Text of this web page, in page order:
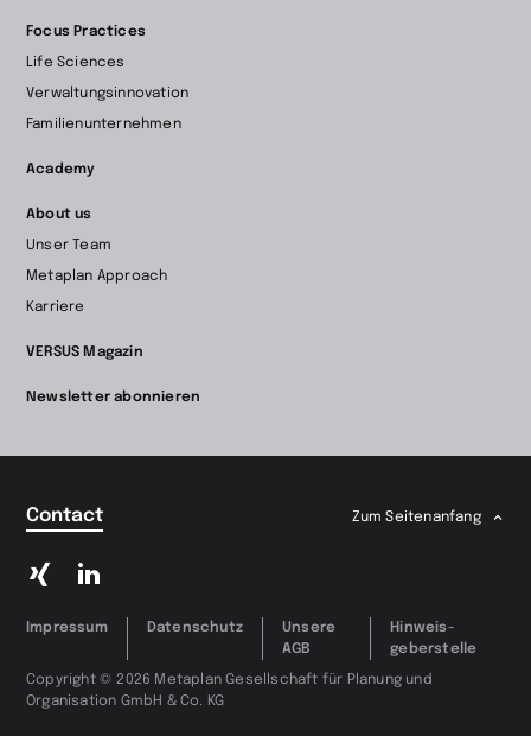
Focus Practices
Life Sciences
Verwaltungsinnovation
Familienunternehmen
Academy
About us
Unser Team
Metaplan Approach
Karriere
VERSUS Magazin
Newsletter abonnieren
Contact Zum Seitenanfang
Zu
wechseln
Zu
wechseln
Impressum Datenschutz
Unsere
AGB
Hinweis­
geberstelle
Copyright © 2026 Metaplan Gesellschaft für Planung und
Organisation GmbH & Co. KG